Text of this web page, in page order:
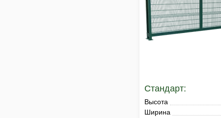
Стандарт:
Высота
Ширина